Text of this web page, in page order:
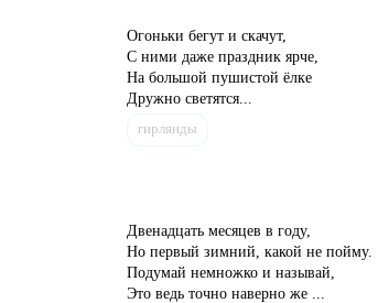
Огоньки бегут и скачут,
С ними даже праздник ярче,
На большой пушистой ёлке
Дружно светятся...
гирлянды
Двенадцать месяцев в году,
Но первый зимний, какой не пойму.
Подумай немножко и называй,
Это ведь точно наверно же ...